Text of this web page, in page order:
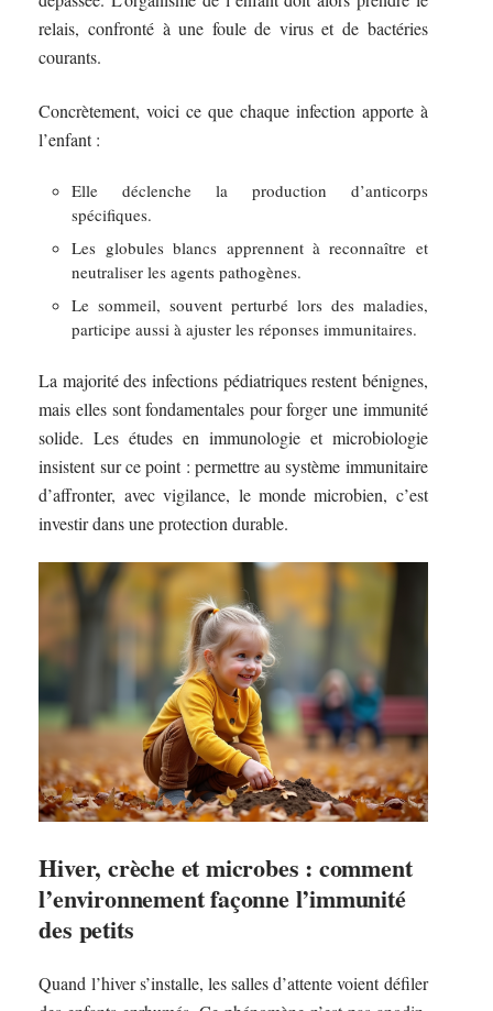
relais, confronté à une foule de virus et de bactéries
courants.
Concrètement, voici ce que chaque infection apporte à
l’enfant :
Elle déclenche la production d’anticorps
spécifiques.
Les globules blancs apprennent à reconnaître et
neutraliser les agents pathogènes.
Le sommeil, souvent perturbé lors des maladies,
participe aussi à ajuster les réponses immunitaires.
La majorité des infections pédiatriques restent bénignes,
mais elles sont fondamentales pour forger une immunité
solide. Les études en immunologie et microbiologie
insistent sur ce point : permettre au système immunitaire
d’affronter, avec vigilance, le monde microbien, c’est
investir dans une protection durable.
Hiver, crèche et microbes : comment
l’environnement façonne l’immunité
des petits
Quand l’hiver s’installe, les salles d’attente voient défiler